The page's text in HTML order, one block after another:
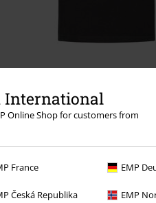
International
Online Shop for customers from
France EMP
Česká Republika EMP
- Logo Ghost T-shirt